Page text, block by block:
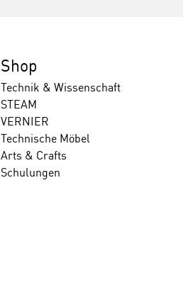
Shop
Technik & Wissenschaft
STEAM
VERNIER
Technische Möbel
Arts & Crafts
Schulungen